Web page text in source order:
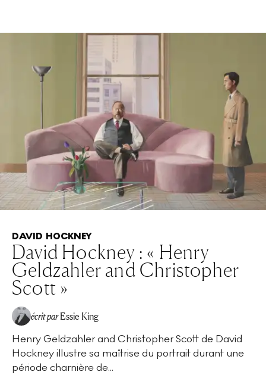
DAVID HOCKNEY
David Hockney : « Henry
Geldzahler and Christopher
Scott »
écrit par Essie King
Henry Geldzahler and Christopher Scott de David
Hockney illustre sa maîtrise du portrait durant une
période charnière de...